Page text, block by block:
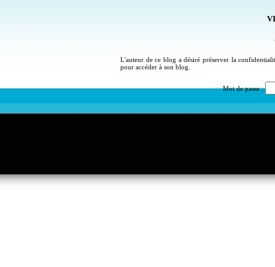
L'auteur de ce blog a désiré préserver la
pour accéder à son blog.
Mot de passe :